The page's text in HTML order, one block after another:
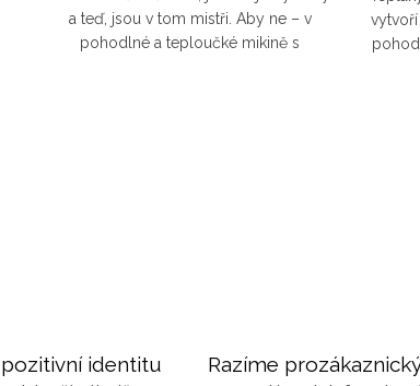
a teď, jsou v tom mistři. Aby ne – v
pohodlné a teploučké mikině s
identitu Razíme